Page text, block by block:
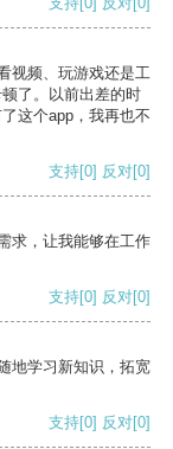
视频、玩游戏还是工
了。以前出差的时
这个app，我再也不
支持[0] 反对[0]
求，让我能够在工作
支持[0] 反对[0]
地学习新知识，拓宽
支持[0] 反对[0]